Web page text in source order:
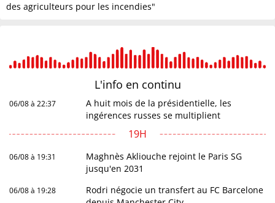
des agriculteurs pour les incendies"
L'info en continu
06/08 à 22:37
A huit mois de la présidentielle, les
ingérences russes se multiplient
19H
06/08 à 19:31
Maghnès Akliouche rejoint le Paris SG
jusqu'en 2031
06/08 à 19:28
Rodri négocie un transfert au FC Barcelone